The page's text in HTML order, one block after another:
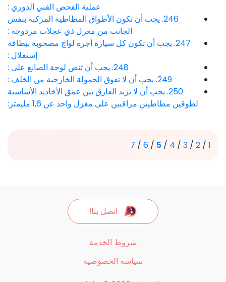
عملية الفحص الفني الدوري :
246. يجب أن تكون الأطواق المطاطية المركبة بنفس
الجانب من مغزل ذي عجلات مزدوجة :
247. يجب أن تكون كل سيارة أجرة لواج مصحوبة ببطاقة
إستغلال :
248. يجب أن تنص لوحة الصانع على :
249. يجب أن لا تفوق الحمولة الخارجية من الخلف :
250. يجب أن لا يزيد الفارق بين عمق الأخاديد الأساسية
لطوقين مطاطيين مراقبين على مغزل واحد عن 1,6 مليمتر:
1
/
2
/
3
/
4
/
5
/
6
/
7
اتصل بنا!
شروط الخدمة
سياسة الخصوصية